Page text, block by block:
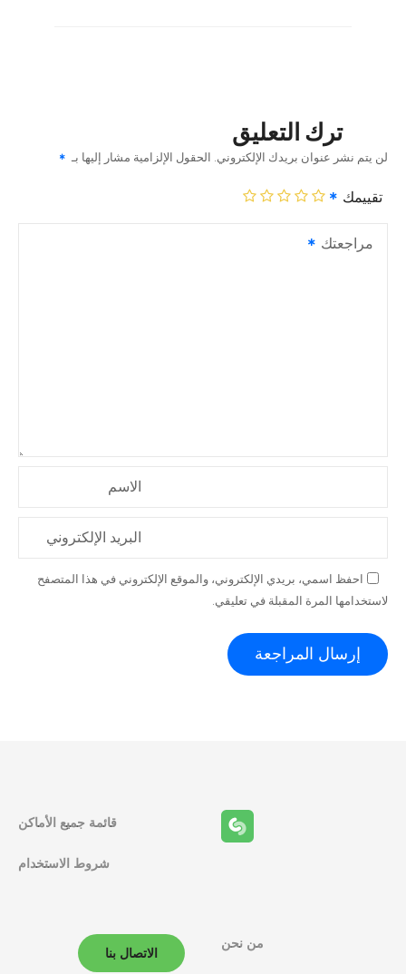
ترك التعليق
لن يتم نشر عنوان بريدك الإلكتروني. الحقول الإلزامية مشار إليها بـ
تقييمك
مراجعتك
الاسم
البريد الإلكتروني
احفظ اسمي، بريدي الإلكتروني، والموقع الإلكتروني في هذا المتصفح
لاستخدامها المرة المقبلة في تعليقي.
قائمة جميع الأماكن
شروط الاستخدام
من نحن
الاتصال بنا